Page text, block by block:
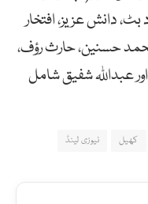
دانش عزیز، افتخار
حسنین، حارث رؤف،
عبداللہ شفیق شامل
کھیل نیوزی لینڈ